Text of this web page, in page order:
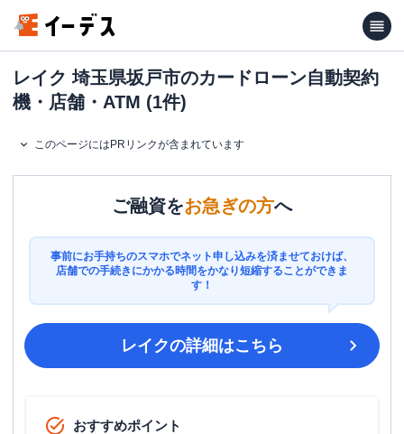
レイク 埼玉県坂戸市のカードローン自動契約
機・店舗・ATM (1件)
このページにはPRリンクが含まれています
ご融資をお急ぎの方へ
事前にお手持ちのスマホでネット申し込みを済ませておけば、
店舗での手続きにかかる時間をかなり短縮することができま
す！
レイクの詳細はこちら
おすすめポイント